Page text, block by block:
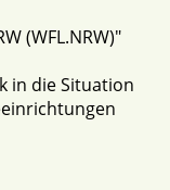
(WFL.NRW)"
in die Situation